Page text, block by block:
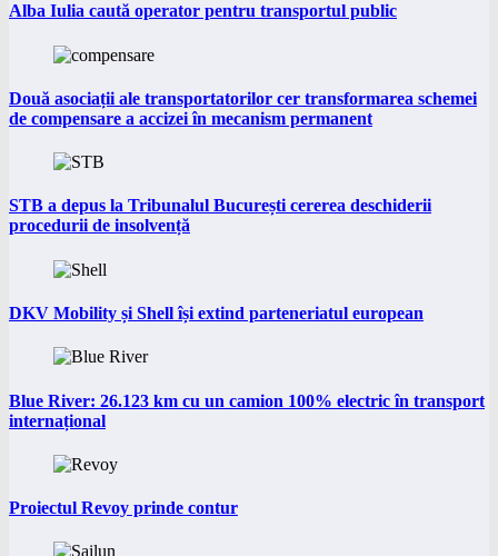
Alba Iulia caută operator pentru transportul public
Două asociații ale transportatorilor cer transformarea schemei
de compensare a accizei în mecanism permanent
STB a depus la Tribunalul București cererea deschiderii
procedurii de insolvență
DKV Mobility și Shell își extind parteneriatul european
Blue River: 26.123 km cu un camion 100% electric în transport
internațional
Proiectul Revoy prinde contur